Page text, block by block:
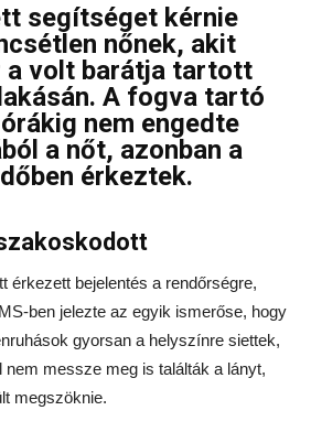
segítséget kérnie
nőnek, akit
volt barátja tartott
A fogva tartó
nem engedte
a nőt, azonban a
érkeztek.
érkezett bejelentés a rendőrségre,
ben jelezte az egyik ismerőse, hogy
gyorsan a helyszínre siettek,
messze meg is találták a lányt,
megszöknie.